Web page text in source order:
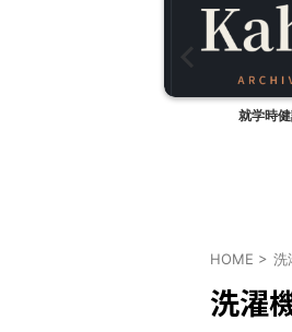
就学時
HOME > 洗
洗濯